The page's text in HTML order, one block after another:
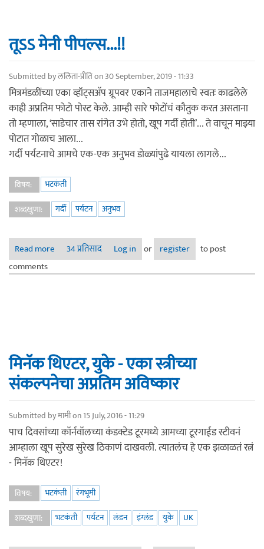
तूऽऽ मेनी पीपल्स...!!
Submitted byललिता-प्रीतिon 30 September, 2019 - 11:33
मित्रमंडळींच्या एका व्हॉट्सअ‍ॅप ग्रूपवर एकाने ताजमहालाचे स्वतः काढलेले
काही अप्रतिम फोटो पोस्ट केले. आम्ही सारे फोटोंचं कौतुक करत असताना
तो म्हणाला, ‘साडेचार तास रांगेत उभे होतो, खूप गर्दी होती’... ते वाचून माझ्या
पोटात गोळाच आला...
गर्दी पर्यटनाचे आमचे एक-एक अनुभव डोळ्यांपुढे यायला लागले...
विषय:
भटकंती
शब्दखुणा:
गर्दी पर्यटन अनुभव
Read more about तूऽऽ मेनी पीपल्स...!!
34 प्रतिसाद Log in or register
to post
comments
मिनॅक थिएटर, युके - एका स्त्रीच्या
संकल्पनेचा अप्रतिम अविष्कार
Submitted byमामीon 15 July, 2016 - 11:29
पाच दिवसांच्या कॉर्नवॉलच्या कंडक्टेड टूरमध्ये आमच्या टूरगाईड स्टीवनं
आम्हाला खूप सुरेख सुरेख ठिकाणं दाखवली. त्यातलंच हे एक झळाळतं रत्नं
- मिनॅक थिएटर!
विषय: भटकंती
रंगभूमी
शब्दखुणा:
भटकंती पर्यटन लंडन इंग्लंड युके UK